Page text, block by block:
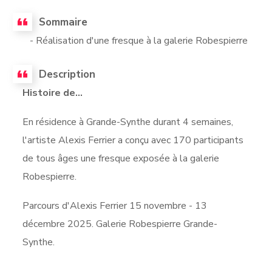
Sommaire
- Réalisation d'une fresque à la galerie Robespierre
Description
Histoire de...
En résidence à Grande-Synthe durant 4 semaines,
l'artiste Alexis Ferrier a conçu avec 170 participants
de tous âges une fresque exposée à la galerie
Robespierre.
Parcours d'Alexis Ferrier 15 novembre - 13
décembre 2025. Galerie Robespierre Grande-
Synthe.